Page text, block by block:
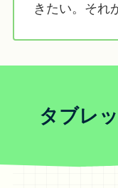
きたい。それ
タブレ